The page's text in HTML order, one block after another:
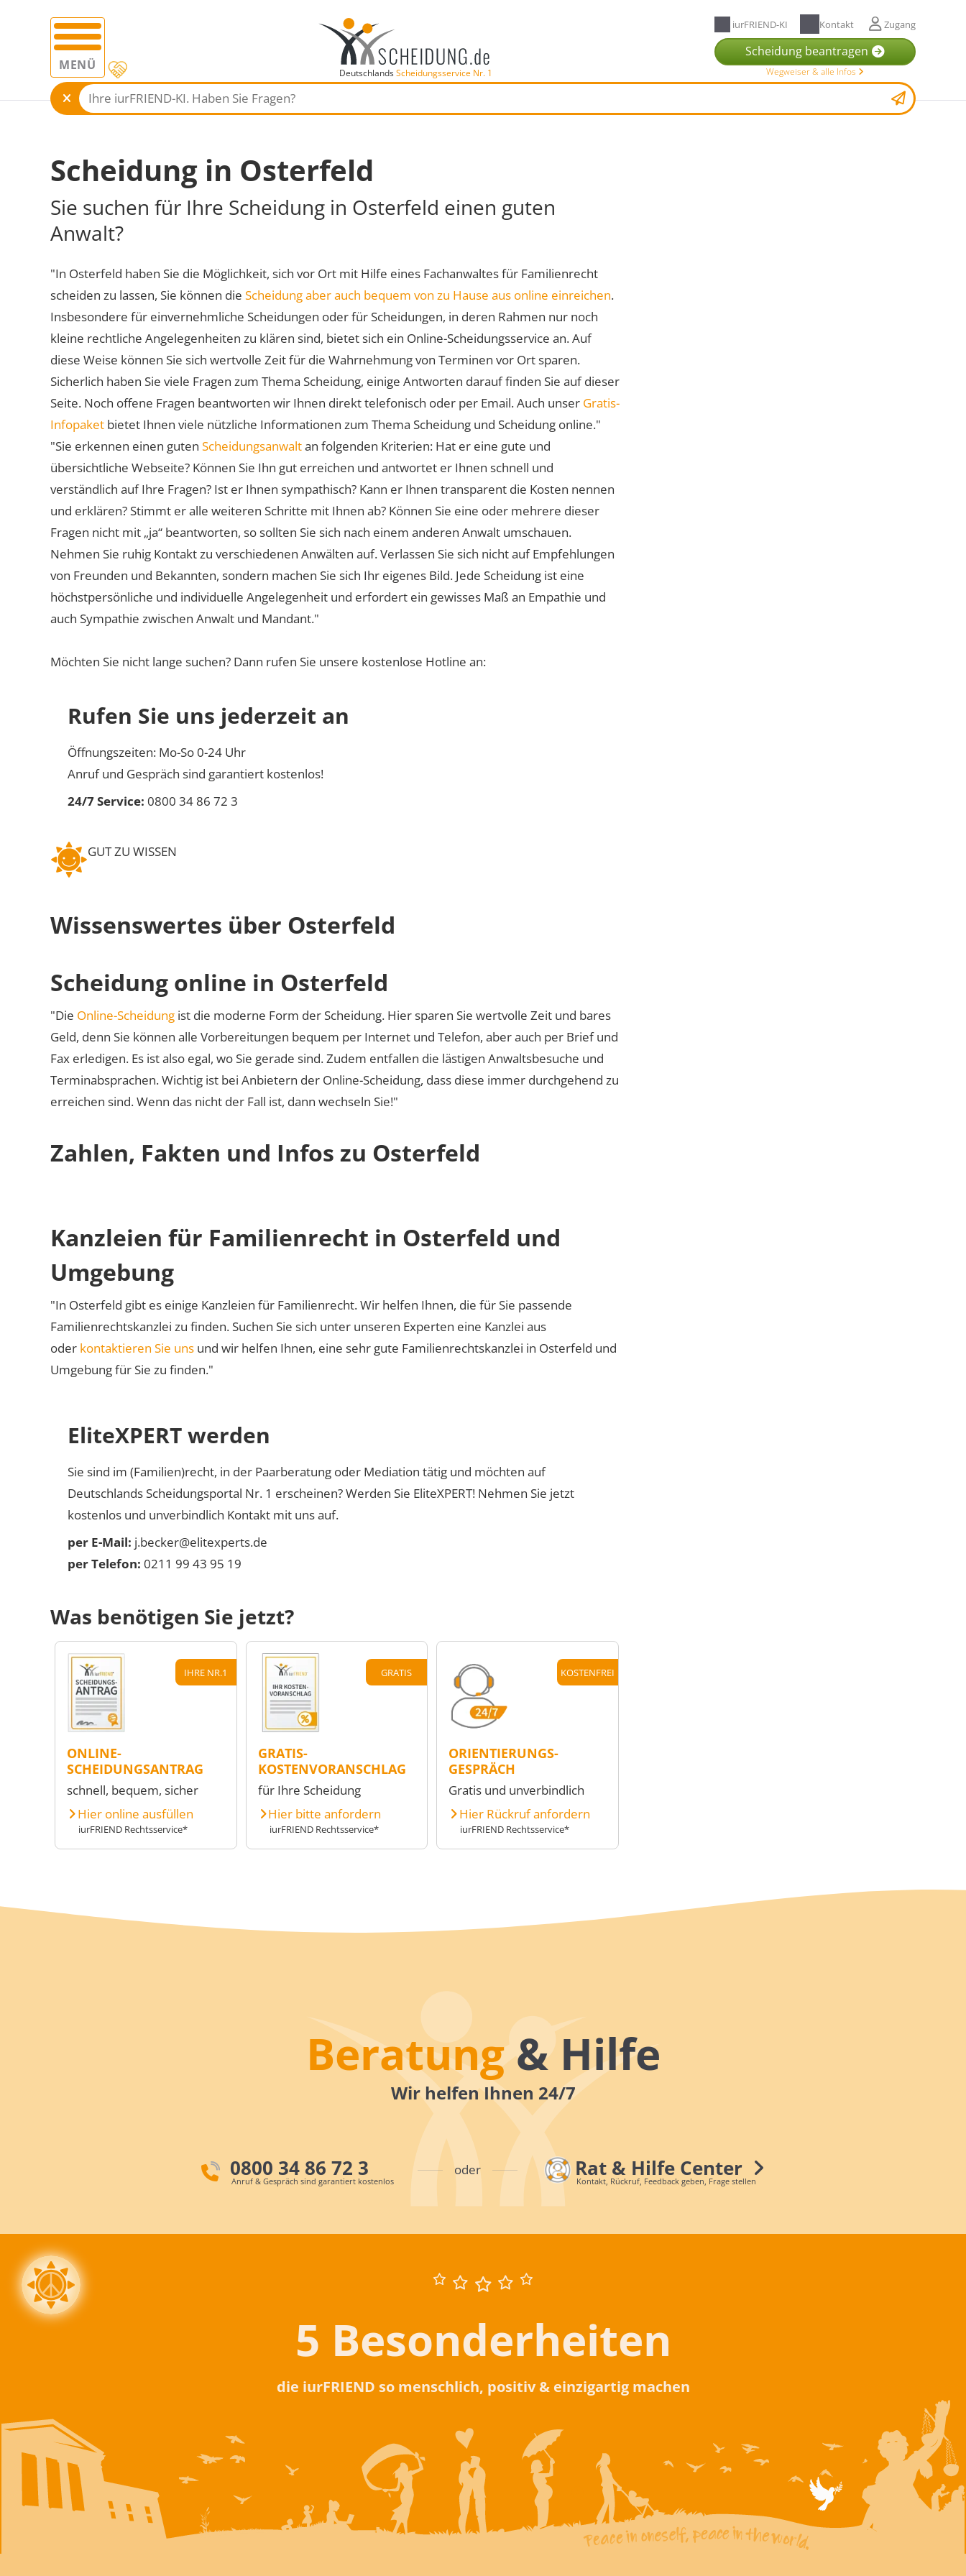
MENÜ DeutschlandsScheidungsservice Nr. 1
iurFRIEND-KI Kontakt Zugang
Scheidung beantragen
Wegweiser & alle Infos
Scheidung in Osterfeld
Sie suchen für Ihre Scheidung in Osterfeld einen guten
Anwalt?
"In Osterfeld haben Sie die Möglichkeit, sich vor Ort mit Hilfe eines Fachanwaltes für Familienrecht
scheiden zu lassen, Sie können die Scheidung aber auch bequem von zu Hause aus online einreichen.
Insbesondere für einvernehmliche Scheidungen oder für Scheidungen, in deren Rahmen nur noch
kleine rechtliche Angelegenheiten zu klären sind, bietet sich ein Online-Scheidungsservice an. Auf
diese Weise können Sie sich wertvolle Zeit für die Wahrnehmung von Terminen vor Ort sparen.
Sicherlich haben Sie viele Fragen zum Thema Scheidung, einige Antworten darauf finden Sie auf dieser
Seite. Noch offene Fragen beantworten wir Ihnen direkt telefonisch oder per Email. Auch unser Gratis-
Infopaket bietet Ihnen viele nützliche Informationen zum Thema Scheidung und Scheidung online."
"Sie erkennen einen guten Scheidungsanwaltan folgenden Kriterien: Hat er eine gute und
übersichtliche Webseite? Können Sie Ihn gut erreichen und antwortet er Ihnen schnell und
verständlich auf Ihre Fragen? Ist er Ihnen sympathisch? Kann er Ihnen transparent die Kosten nennen
und erklären? Stimmt er alle weiteren Schritte mit Ihnen ab? Können Sie eine oder mehrere dieser
Fragen nicht mit „ja“ beantworten, so sollten Sie sich nach einem anderen Anwalt umschauen.
Nehmen Sie ruhig Kontakt zu verschiedenen Anwälten auf. Verlassen Sie sich nicht auf Empfehlungen
von Freunden und Bekannten, sondern machen Sie sich Ihr eigenes Bild. Jede Scheidung ist eine
höchstpersönliche und individuelle Angelegenheit und erfordert ein gewisses Maß an Empathie und
auch Sympathie zwischen Anwalt und Mandant."
Möchten Sie nicht lange suchen? Dann rufen Sie unsere kostenlose Hotline an:
Rufen Sie uns jederzeit an
Öffnungszeiten: Mo-So 0-24 Uhr
Anruf und Gespräch sind garantiert kostenlos!
24/7 Service: 0800 34 86 72 3
GUT ZU WISSEN
Wissenswertes über Osterfeld
Scheidung online in Osterfeld
"Die Online-Scheidung ist die moderne Form der Scheidung. Hier sparen Sie wertvolle Zeit und bares
Geld, denn Sie können alle Vorbereitungen bequem per Internet und Telefon, aber auch per Brief und
Fax erledigen. Es ist also egal, wo Sie gerade sind. Zudem entfallen die lästigen Anwaltsbesuche und
Terminabsprachen. Wichtig ist bei Anbietern der Online-Scheidung, dass diese immer durchgehend zu
erreichen sind. Wenn das nicht der Fall ist, dann wechseln Sie!"
Zahlen, Fakten und Infos zu Osterfeld
Kanzleien für Familienrecht in Osterfeld und
Umgebung
"In Osterfeld gibt es einige Kanzleien für Familienrecht. Wir helfen Ihnen, die für Sie passende
Familienrechtskanzlei zu finden. Suchen Sie sich unter unseren Experten eine Kanzlei aus
oder kontaktieren Sie uns und wir helfen Ihnen, eine sehr gute Familienrechtskanzlei in Osterfeld und
Umgebung für Sie zu finden."
EliteXPERT werden
Sie sind im (Familien)recht, in der Paarberatung oder Mediation tätig und möchten auf
Deutschlands Scheidungsportal Nr. 1 erscheinen? Werden Sie EliteXPERT! Nehmen Sie jetzt
kostenlos und unverbindlich Kontakt mit uns auf.
per E-Mail: j.becker@elitexperts.de
per Telefon: 0211 99 43 95 19
Was benötigen Sie jetzt?
IHRE NR.1
ONLINE-
SCHEIDUNGSANTRAG
schnell, bequem, sicher
Hier online ausfüllen
iurFRIEND Rechtsservice*
GRATIS
GRATIS-
KOSTENVORANSCHLAG
für Ihre Scheidung
Hier bitte anfordern
iurFRIEND Rechtsservice*
KOSTENFREI
ORIENTIERUNGS-
GESPRÄCH
Gratis und unverbindlich
Hier Rückruf anfordern
iurFRIEND Rechtsservice*
Beratung& Hilfe
Wir helfen Ihnen 24/7
0800 34 86 72 3
Anruf & Gespräch sind garantiert kostenlos
oder Rat & Hilfe Center
Kontakt, Rückruf, Feedback geben, Frage stellen
5 Besonderheiten
die iurFRIEND so menschlich, positiv & einzigartig machen